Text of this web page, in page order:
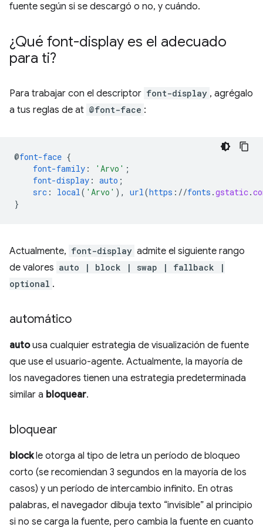
fuente según si se descargó o no, y cuándo.
¿Qué font-display es el adecuado
para ti?
Para trabajar con el descriptor font-display , agrégalo
a tus reglas de at @font-face :
@font-face {
font-family : 'Arvo' ;
font-display : auto ;
src : local( 'Arvo' ), url(https ://fonts .gstatic.
}
Actualmente, font-display admite el siguiente rango
de valores auto | block | swap | fallback |
optional .
automático
autousa cualquier estrategia de visualización de fuente
que use el usuario-agente. Actualmente, la mayoría de
los navegadores tienen una estrategia predeterminada
similar a bloquear.
bloquear
blockle otorga al tipo de letra un período de bloqueo
corto (se recomiendan 3 segundos en la mayoría de los
casos) y un período de intercambio infinito. En otras
palabras, el navegador dibuja texto “invisible” al principio
si no se carga la fuente, pero cambia la fuente en cuanto